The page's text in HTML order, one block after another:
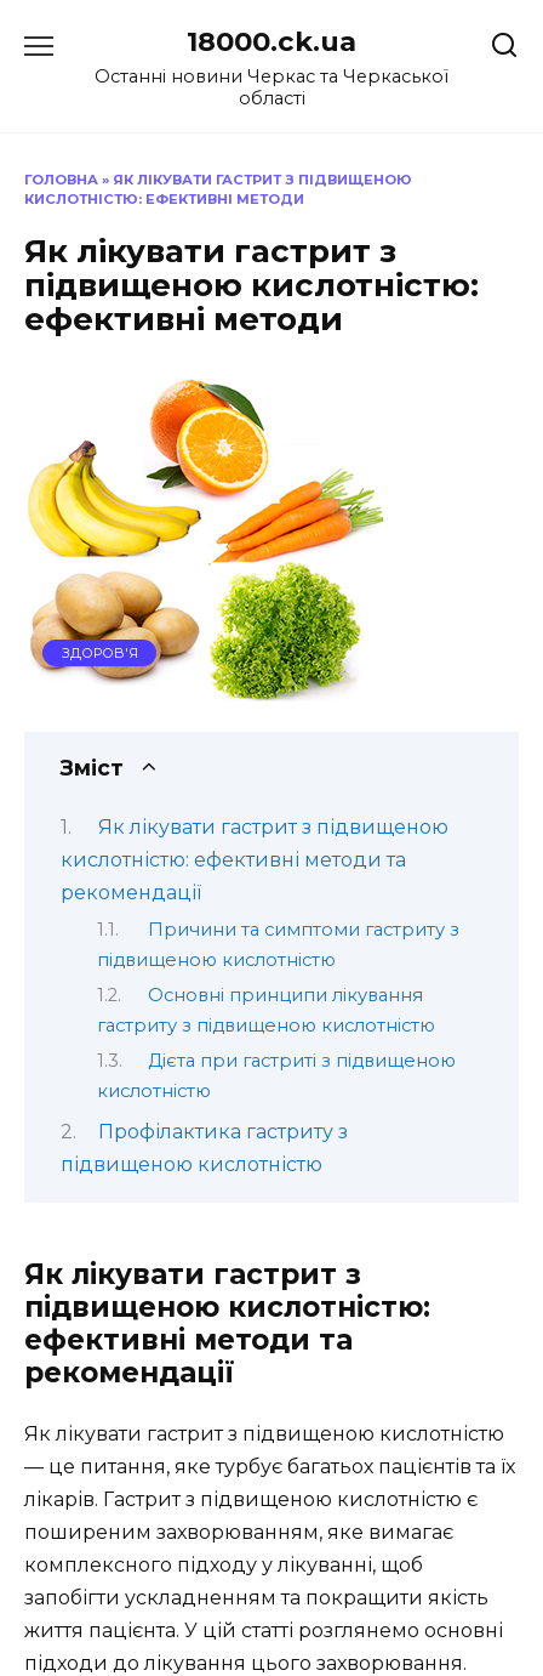
до
18000.ck.ua
Останні новини Черкас та Черкаської
області
ГОЛОВНА » ЯК ЛІКУВАТИ ГАСТРИТ З ПІДВИЩЕНОЮ
КИСЛОТНІСТЮ: ЕФЕКТИВНІ МЕТОДИ
Як лікувати гастрит з
підвищеною кислотністю:
ефективні методи
ЗДОРОВ'Я
Зміст
Як лікувати гастрит з підвищеною
кислотністю: ефективні методи та
рекомендації
Причини та симптоми гастриту з
підвищеною кислотністю
Основні принципи лікування
гастриту з підвищеною кислотністю
Дієта при гастриті з підвищеною
кислотністю
Профілактика гастриту з
підвищеною кислотністю
Як лікувати гастрит з
підвищеною кислотністю:
ефективні методи та
рекомендації
Як лікувати гастрит з підвищеною кислотністю
— це питання, яке турбує багатьох пацієнтів та їх
лікарів. Гастрит з підвищеною кислотністю є
поширеним захворюванням, яке вимагає
комплексного підходу у лікуванні, щоб
запобігти ускладненням та покращити якість
життя пацієнта. У цій статті розглянемо основні
підходи до лікування цього захворювання.